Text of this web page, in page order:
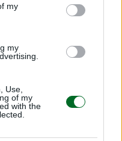
my
my
Use,
of my
with the